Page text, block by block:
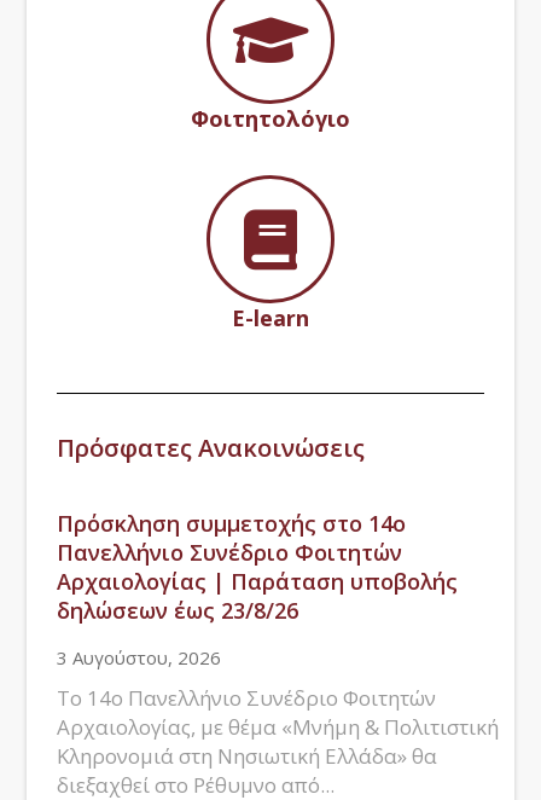
Φοιτητολόγιο
E-learn
Πρόσφατες Ανακοινώσεις
Πρόσκληση συμμετοχής στο 14ο
Πανελλήνιο Συνέδριο Φοιτητών
Αρχαιολογίας | Παράταση υποβολής
δηλώσεων έως 23/8/26
3 Αυγούστου, 2026
Το 14ο Πανελλήνιο Συνέδριο Φοιτητών
Αρχαιολογίας, με θέμα «Μνήμη & Πολιτιστική
Κληρονομιά στη Νησιωτική Ελλάδα» θα
διεξαχθεί στο Ρέθυμνο από...